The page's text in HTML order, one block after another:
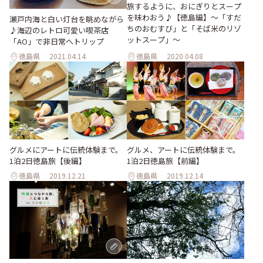
瀬戸内海と白い灯台を眺めながら
♪海辺のレトロ可愛い喫茶店
「AO」で非日常へトリップ
徳島県 2021.04.14
旅するように、おにぎりとスープ
を味わおう♪【徳島編】〜「すだ
ちのおむすび」と「そば米のリゾ
ットスープ」〜
徳島県 2020.04.08
グルメにアートに伝統体験まで。
1泊2日徳島旅【後編】
徳島県 2019.12.21
グルメ、アートに伝統体験まで。
1泊2日徳島旅【前編】
徳島県 2019.12.14